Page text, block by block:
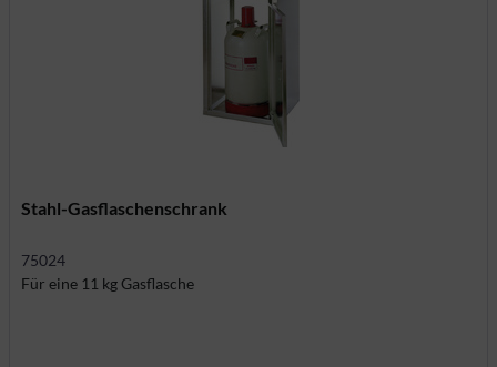
Stahl-Gasflaschenschrank
75024
Für eine 11 kg Gasflasche